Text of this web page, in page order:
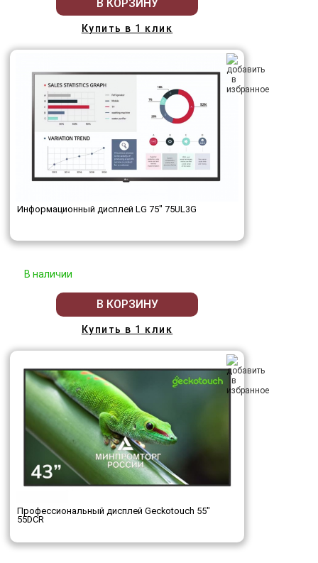
В КОРЗИНУ
Купить в 1 клик
Информационный дисплей LG 75" 75UL3G
В наличии
В КОРЗИНУ
Купить в 1 клик
Профессиональный дисплей Geckotouch 55"
55DCR